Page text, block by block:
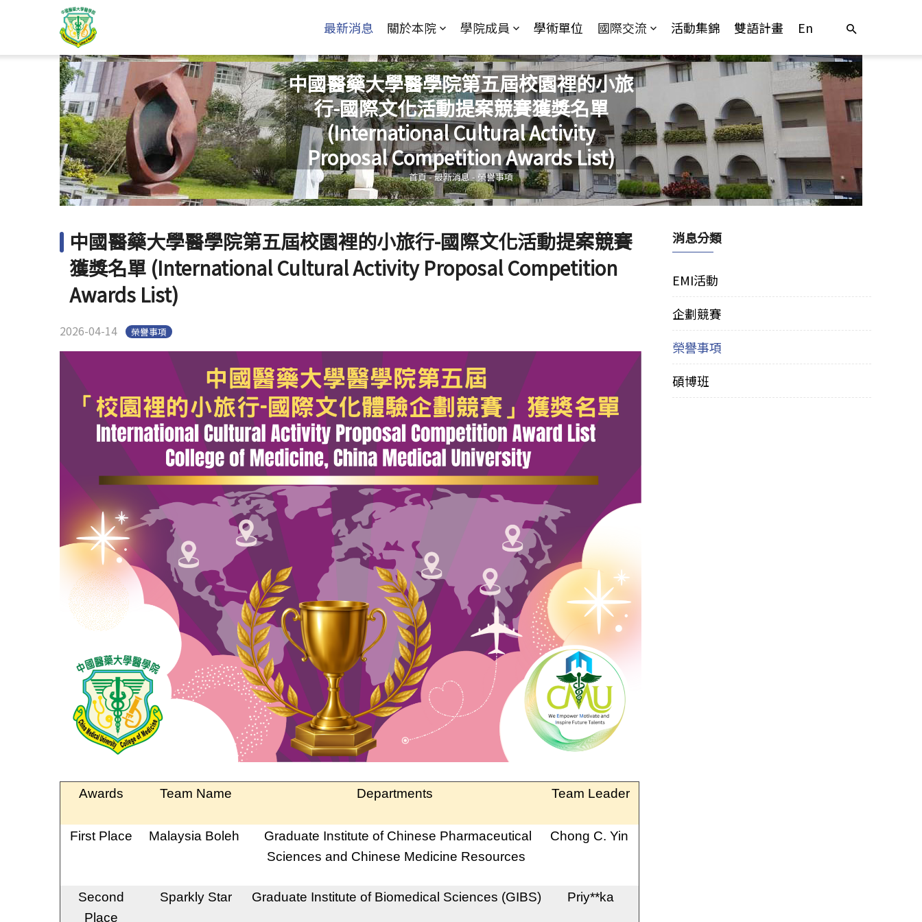
最新消息 關於本院 學院成員 學術單位 國際交流 活動集錦 雙語計畫 En
中國醫藥大學醫學院第五屆校園裡的小旅
行-國際文化活動提案競賽獲獎名單
(International Cultural Activity
Proposal Competition Awards List)
您在這裡
首頁-最新消息- 榮譽事項
中國醫藥大學醫學院第五屆校園裡的小旅行-國際文化活動提案競賽
獲獎名單 (International Cultural Activity Proposal Competition
Awards List)
2026-04-14 榮譽事項
Awards Team Name Departments Team Leader
First Place Malaysia Boleh
Graduate Institute of Chinese Pharmaceutical
Sciences and Chinese Medicine Resources
Chong C. Yin
Second
Place
Sparkly Star Graduate Institute of Biomedical Sciences (GIBS) Priy**ka
消息分類
EMI活動
企劃競賽
榮譽事項
碩博班